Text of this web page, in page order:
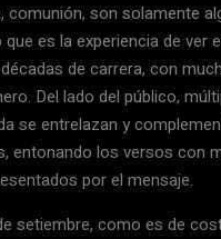
comunión, son solamente
es la experiencia de ver
de carrera, con
Del lado del público,
se entrelazan y
entonando los versos con
por el mensaje.
setiembre, como es de